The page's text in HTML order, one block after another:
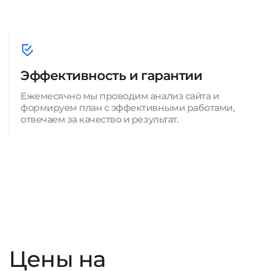
Эффективность и гарантии
Ежемесячно мы проводим анализ сайта и
формируем план с эффективными работами,
отвечаем за качество и результат.
Цены на